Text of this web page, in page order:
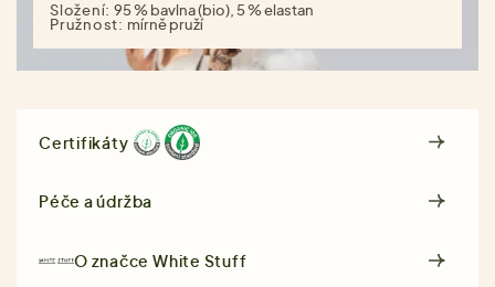
Složení:95 % bavlna (bio), 5 % elastan
Pružnost: mírně pruží
Certifikáty
Péče a údržba
O značceWhite Stuff